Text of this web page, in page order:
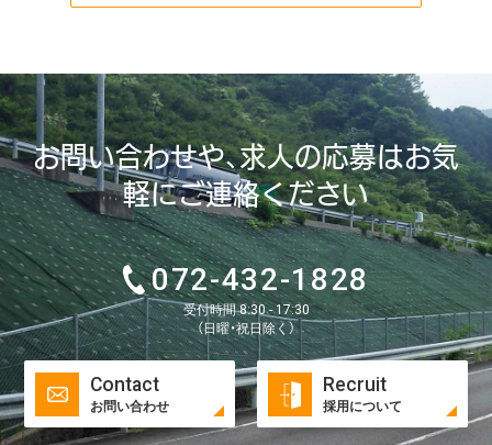
お問い合わせや、求人の応募はお気
軽にご連絡ください
072-432-1828
受付時間 8:30 - 17:30
（日曜・祝日除く）
Contact
お問い合わせ
Recruit
採用について